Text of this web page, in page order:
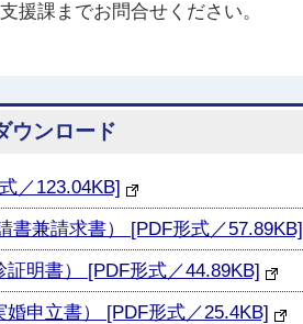
援課までお問合せください。
ウンロード
／123.04KB]
書兼請求書） [PDF形式／57.89KB]
明書） [PDF形式／44.89KB]
申立書） [PDF形式／25.4KB]